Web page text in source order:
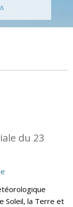
du 23
Soleil, la Terre et